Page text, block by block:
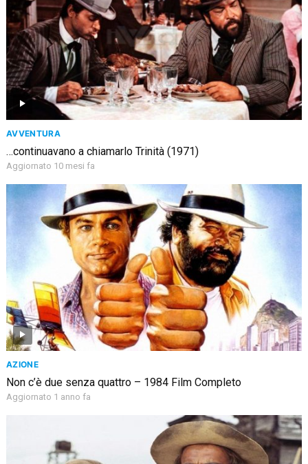
AVVENTURA
…continuavano a chiamarlo Trinità (1971)
Aggiornato 10 mesi fa
AZIONE
Non c’è due senza quattro – 1984 Film Completo
Aggiornato 1 anno fa